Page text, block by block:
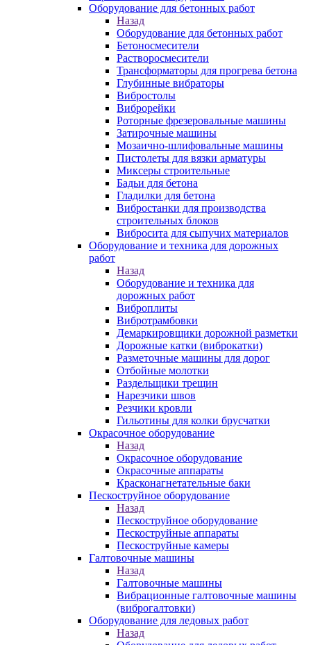
Оборудование для бетонных работ
Назад
Оборудование для бетонных работ
Бетоносмесители
Растворосмесители
Трансформаторы для прогрева бетона
Глубинные вибраторы
Вибростолы
Виброрейки
Роторные фрезеровальные машины
Затирочные машины
Мозаично-шлифовальные машины
Пистолеты для вязки арматуры
Миксеры строительные
Бадьи для бетона
Гладилки для бетона
Вибростанки для производства
строительных блоков
Вибросита для сыпучих материалов
Оборудование и техника для дорожных
работ
Назад
Оборудование и техника для
дорожных работ
Виброплиты
Вибротрамбовки
Демаркировщики дорожной разметки
Дорожные катки (виброкатки)
Разметочные машины для дорог
Отбойные молотки
Раздельщики трещин
Нарезчики швов
Резчики кровли
Гильотины для колки брусчатки
Окрасочное оборудование
Назад
Окрасочное оборудование
Окрасочные аппараты
Красконагнетательные баки
Пескоструйное оборудование
Назад
Пескоструйное оборудование
Пескоструйные аппараты
Пескоструйные камеры
Галтовочные машины
Назад
Галтовочные машины
Вибрационные галтовочные машины
(виброгалтовки)
Оборудование для ледовых работ
Назад